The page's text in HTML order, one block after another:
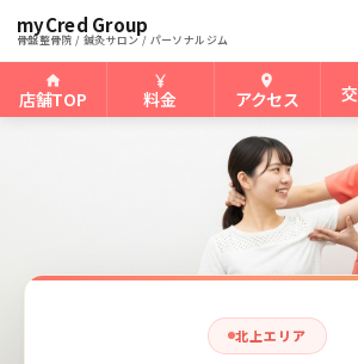
myCred Group
骨盤整骨院 / 鍼灸サロン / パーソナルジム
店舗TOP 料金 アクセス
ホーム › 北上骨盤整骨院 北上の肩インピンジ
北上エリア